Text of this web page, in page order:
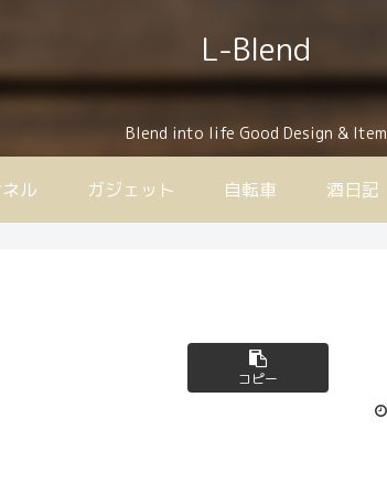
L-Blend
Blend into life Good Design & Item
ル ガジェット 自転車 酒日記
コピー